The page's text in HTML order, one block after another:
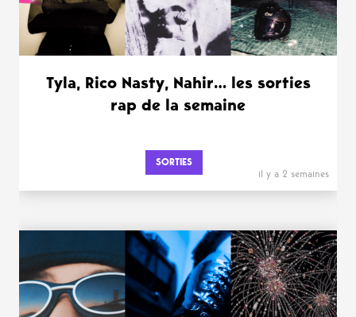
Tyla, Rico Nasty, Nahir… les sorties
rap de la semaine
SORTIES
il y a 2 semaines